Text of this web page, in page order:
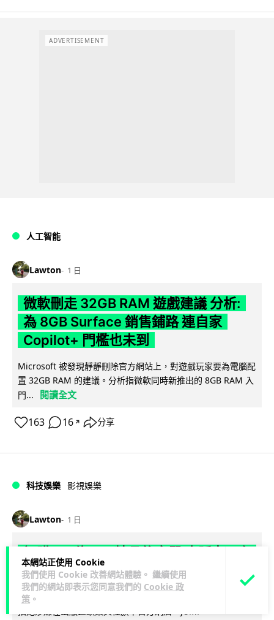
本網站正使用 Cookie
我們使用 Cookie 改善網站體驗。 繼續使用
我們的網站即表示您同意我們的 Cookie 政
策 。
ADVERTISEMENT
人工智能
Lawton 1 日
微軟刪走 32GB RAM 遊戲建議 分析:
為 8GB Surface 銷售鋪路 連自家
Copilot+ 門檻也未到
Microsoft 被發現靜靜刪除官方網站上，對遊戲玩家要為電腦配
置 32GB RAM 的建議。分析指微軟同時新推出的 8GB RAM 入
門...
閱讀全文
163 16 ↗ 分享
科技娛樂 影視娛樂
Lawton 1 日
後終被捕 涉海賊王,火影周邊產品
日本警視廳神田署 8 月 6 日公布，拘捕一名 32 歲大阪女子，
指她涉嫌在出版巨頭集英社旗下官方網店「JUMP